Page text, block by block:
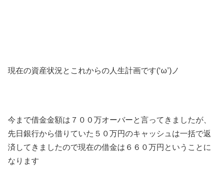
現在の資産状況とこれからの人生計画です(‘ω’)ノ
今まで借金金額は７００万オーバーと言ってきましたが、
先日銀行から借りていた５０万円のキャッシュは一括で返
済してきましたので現在の借金は６６０万円ということに
なります